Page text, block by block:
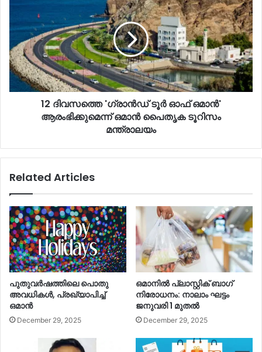
12 ദിവസത്തെ 'ഗ്രാൻഡ് ടൂർ ഓഫ് ഒമാൻ'
ആരംഭിക്കുമെന്ന് ഒമാൻ പൈതൃക ടൂറിസം
മന്ത്രാലയം
Related Articles
പുതുവര്‍ഷത്തിലെ പൊതു
അവധികള്‍, പ്രഖ്യാപിച്ച്‌
ഒമാൻ
December 29, 2025
ഒമാനില്‍ പ്ലാസ്റ്റിക് ബാഗ്
നിരോധനം: നാലാം ഘട്ടം
ജനുവരി 1 മുതല്‍
December 29, 2025